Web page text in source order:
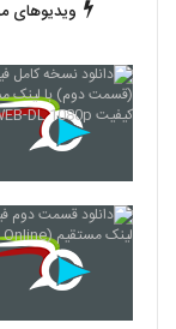
ویدیوهای